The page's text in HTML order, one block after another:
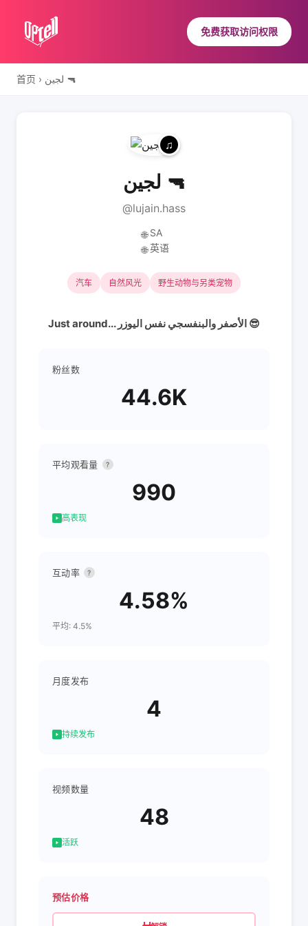
免费获取访问权限
首页 › لجين 🔫
لجين 🔫
@lujain.hass
🌐 SA
🌐 英语
汽车 自然风光 野生动物与另类宠物
Just around... الأصفر والبنفسجي نفس اليوزر 😎
粉丝数
44.6K
平均观看量 ?
990
高表现
互动率 ?
4.58%
平均: 4.5%
月度发布
4
持续发布
视频数量
48
活跃
预估价格